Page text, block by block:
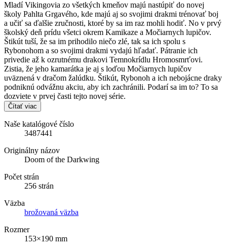
Mladí Vikingovia zo všetkých kmeňov majú nastúpiť do novej
školy Pahlta Grgavého, kde majú aj so svojimi drakmi trénovať boj
a učiť sa ďalšie zručnosti, ktoré by sa im raz mohli hodiť. No v prvý
školský deň prídu všetci okrem Kamikaze a Močiarnych lupičov.
Štikút tuší, že sa im prihodilo niečo zlé, tak sa ich spolu s
Rybonohom a so svojimi drakmi vydajú hľadať. Pátranie ich
privedie až k ozrutnému drakovi Temnokrídlu Hromosmrťovi.
Zistia, že jeho kamarátka je aj s loďou Močiarnych lupičov
uväznená v dračom žalúdku. Štikút, Rybonoh a ich nebojácne draky
podniknú odvážnu akciu, aby ich zachránili. Podarí sa im to? To sa
dozviete v prvej časti tejto novej série.
Čítať viac
Naše katalógové číslo
3487441
Originálny názov
Doom of the Darkwing
Počet strán
256 strán
Väzba
brožovaná väzba
Rozmer
153×190 mm